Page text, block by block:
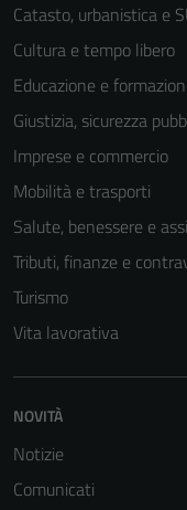
Catasto, urbanistica e
Cultura e tempo libero
Educazione e
Giustizia, sicurezza
Imprese e commercio
Mobilità e trasporti
Salute, benessere e
Tributi, finanze e
Turismo
Vita lavorativa
NOVITÀ
Notizie
Comunicati